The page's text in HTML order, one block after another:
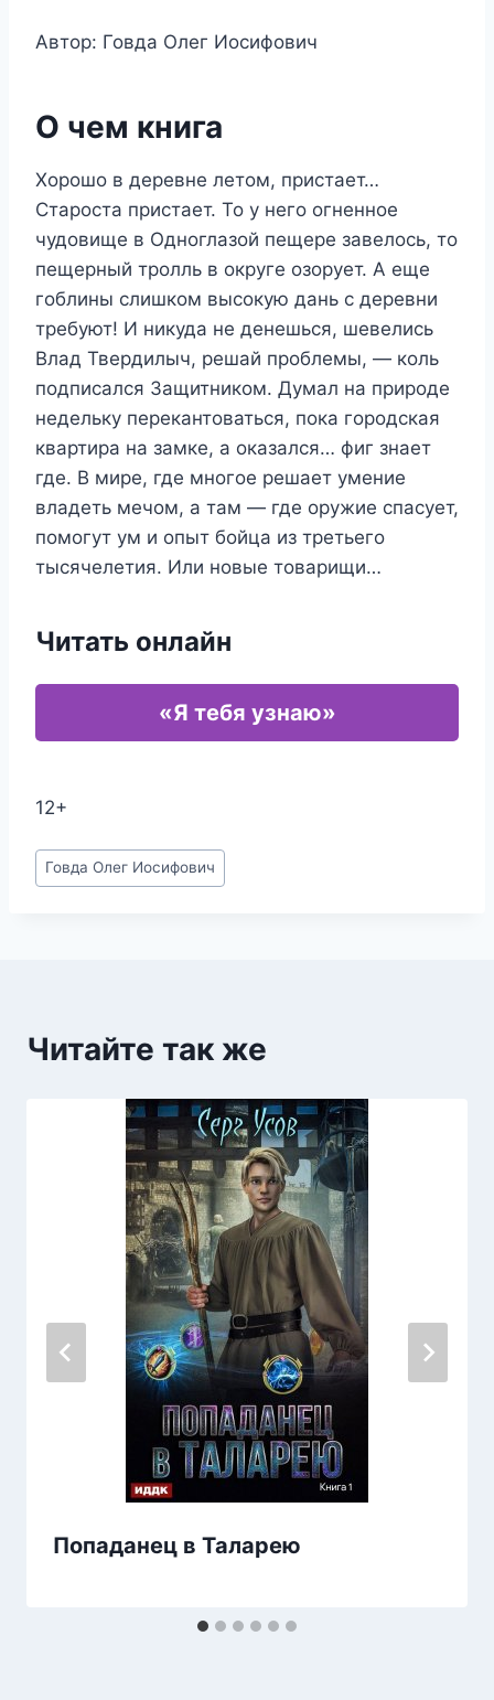
Автор: Говда Олег Иосифович
О чем книга
Хорошо в деревне летом, пристает…
Староста пристает. То у него огненное
чудовище в Одноглазой пещере завелось, то
пещерный тролль в округе озорует. А еще
гоблины слишком высокую дань с деревни
требуют! И никуда не денешься, шевелись
Влад Твердилыч, решай проблемы, — коль
подписался Защитником. Думал на природе
недельку перекантоваться, пока городская
квартира на замке, а оказался… фиг знает
где. В мире, где многое решает умение
владеть мечом, а там — где оружие спасует,
помогут ум и опыт бойца из третьего
тысячелетия. Или новые товарищи…
Читать онлайн
«Я тебя узнаю»
12+
Метки
записи:
Говда Олег Иосифович
Читайте так же
Попаданец в Таларею